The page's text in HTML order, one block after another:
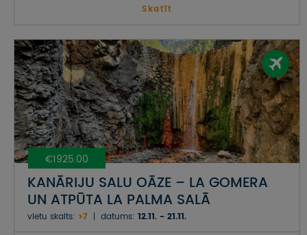
Skatīt
€1925.00
KANĀRIJU SALU OĀZE – LA GOMERA
UN ATPŪTA LA PALMA SALĀ
vietu skaits: >7 datums: 12.11. - 21.11.